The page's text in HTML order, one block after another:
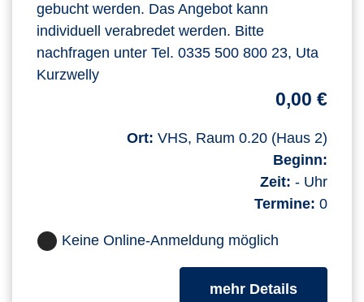
gebucht werden. Das Angebot kann
individuell verabredet werden. Bitte
nachfragen unter Tel. 0335 500 800 23, Uta
Kurzwelly
0,00 €
Ort: VHS, Raum 0.20 (Haus 2)
Beginn:
Zeit: - Uhr
Termine: 0
Keine Online-Anmeldung möglich
mehr Detailszum